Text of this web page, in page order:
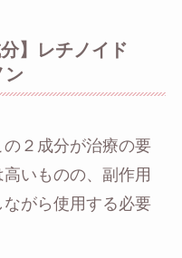
】レチノイド
ン
２成分が治療の要
いものの、副作用
がら使用する必要